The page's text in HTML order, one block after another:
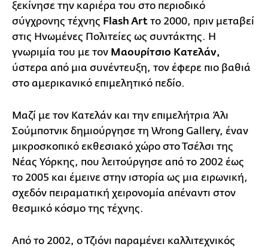
ξεκίνησε την καριέρα του στο περιοδικό
σύγχρονης τέχνης Flash Art το 2000, πριν μεταβεί
στις Ηνωμένες Πολιτείες ως συντάκτης. Η
γνωριμία του με τον Μαουρίτσιο Κατελάν,
ύστερα από μια συνέντευξη, τον έφερε πιο βαθιά
στο αμερικανικό επιμελητικό πεδίο.
Μαζί με τον Κατελάν και την επιμελήτρια Άλι
Σούμποτνικ δημιούργησε τη Wrong Gallery, έναν
μικροσκοπικό εκθεσιακό χώρο στο Τσέλσι της
Νέας Υόρκης, που λειτούργησε από το 2002 έως
το 2005 και έμεινε στην ιστορία ως μια ειρωνική,
σχεδόν πειραματική χειρονομία απέναντι στον
θεσμικό κόσμο της τέχνης.
Από το 2002, ο Τζιόνι παραμένει καλλιτεχνικός